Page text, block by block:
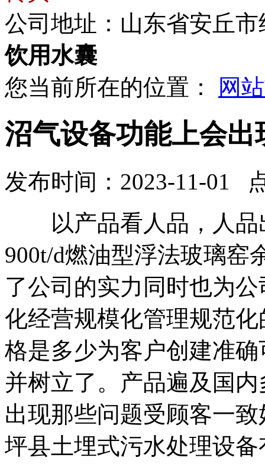
公司地址：山东省安丘
饮用水囊
您当前所在的位置：
网
沼气设备功能上会出
发布时间：2023-11-01
以产品看人品，人品
900t/d燃油型浮法玻璃窑
了公司的实力同时也为
化经营规模化管理规范
格是多少为客户创建准
并树立了。产品遍及国
出现那些问题受顾客一
坪县土埋式污水处理设